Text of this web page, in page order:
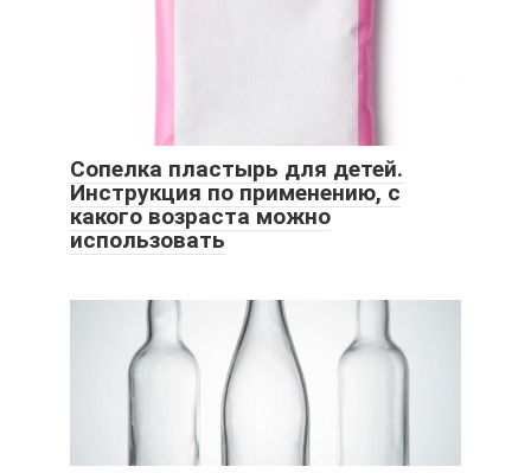
Сопелка пластырь для детей.
Инструкция по применению, с
какого возраста можно
использовать